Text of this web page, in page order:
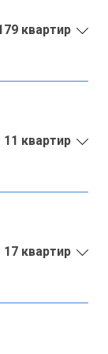
квартир
11 квартир
17 квартир